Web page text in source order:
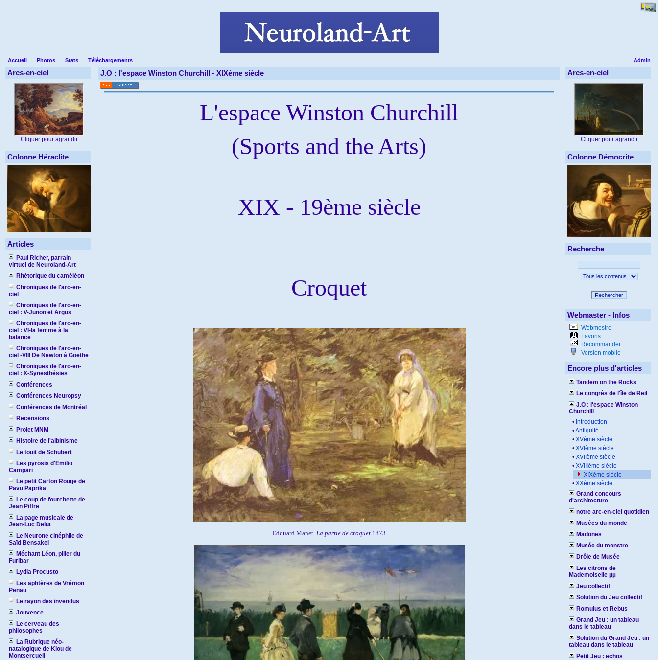
Admin
Accueil Photos Stats Téléchargements
Arcs-en-ciel
Cliquer pour agrandir
Colonne Héraclite
Articles
Paul Richer, parrain
virtuel de Neuroland-Art
Rhétorique du caméléon
Chroniques de l'arc-en-
ciel
Chroniques de l'arc-en-
ciel : V-Junon et Argus
Chroniques de l'arc-en-
ciel : VI-la femme à la
balance
Chroniques de l'arc-en-
ciel -VIII De Newton à Goethe
Chroniques de l'arc-en-
ciel : X-Synesthésies
Conférences
Conférences Neuropsy
Conférences de Montréal
Recensions
Projet MNM
Histoire de l'albinisme
Le touit de Schubert
Les pyrosis d'Emilio
Campari
Le petit Carton Rouge de
Pavu Paprika
Le coup de fourchette de
Jean Piffre
La page musicale de
Jean-Luc Delut
Le Neurone cinéphile de
Saïd Bensakel
Méchant Léon, pilier du
Furibar
Lydia Procusto
Les aphtères de Vrémon
Penau
Le rayon des invendus
Jouvence
Le cerveau des
philosophes
La Rubrique néo-
natalogique de Klou de
Montsercueil
J.O : l'espace Winston Churchill - XIXème siècle
L'espace Winston Churchill
(Sports and the Arts)
XIX - 19ème siècle
Croquet
Edouard Manet La partie de croquet 1873
Arcs-en-ciel
Cliquer pour agrandir
Colonne Démocrite
Recherche
Rechercher
Webmaster - Infos
Webmestre
Favoris
Recommander
Version mobile
Encore plus d'articles
Tandem on the Rocks
Le congrès de l'île de Reil
J.O : l'espace Winston
Churchill
• Introduction
•Antiquité
• XVème siècle
• XVIème siècle
• XVIIème siècle
• XVIIIème siècle
XIXème siècle
• XXème siècle
Grand concours
d'architecture
notre arc-en-ciel quotidien
Musées du monde
Madones
Musée du monstre
Drôle de Musée
Les citrons de
Mademoiselle µµ
Jeu collectif
Solution du Jeu collectif
Romulus et Rebus
Grand Jeu : un tableau
dans le tableau
Solution du Grand Jeu : un
tableau dans le tableau
Petit Jeu : echos